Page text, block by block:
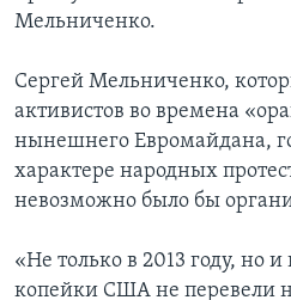
Мельниченко.
Сергей Мельниченко,
активистов во времена
нынешнего Евромайдана,
характере народных
невозможно было бы
«Не только в 2013 году, но
копейки США не перевели